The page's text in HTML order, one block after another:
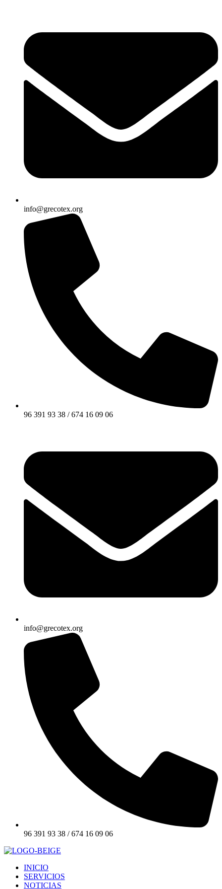
info@grecotex.org
96 391 93 38 / 674 16 09 06
info@grecotex.org
96 391 93 38 / 674 16 09 06
INICIO
SERVICIOS
NOTICIAS